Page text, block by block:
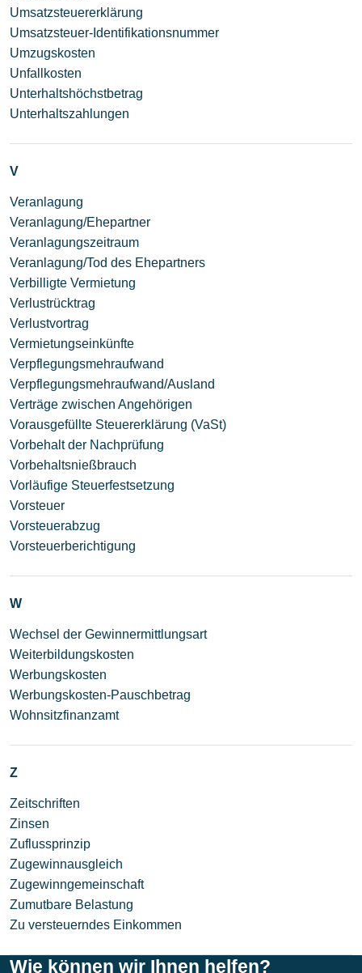
Umsatzsteuererklärung
Umsatzsteuer-Identifikationsnummer
Umzugskosten
Unfallkosten
Unterhaltshöchstbetrag
Unterhaltszahlungen
V
Veranlagung
Veranlagung/Ehepartner
Veranlagungszeitraum
Veranlagung/Tod des Ehepartners
Verbilligte Vermietung
Verlustrücktrag
Verlustvortrag
Vermietungseinkünfte
Verpflegungsmehraufwand
Verpflegungsmehraufwand/Ausland
Verträge zwischen Angehörigen
Vorausgefüllte Steuererklärung (VaSt)
Vorbehalt der Nachprüfung
Vorbehaltsnießbrauch
Vorläufige Steuerfestsetzung
Vorsteuer
Vorsteuerabzug
Vorsteuerberichtigung
W
Wechsel der Gewinnermittlungsart
Weiterbildungskosten
Werbungskosten
Werbungskosten-Pauschbetrag
Wohnsitzfinanzamt
Z
Zeitschriften
Zinsen
Zuflussprinzip
Zugewinnausgleich
Zugewinngemeinschaft
Zumutbare Belastung
Zu versteuerndes Einkommen
Wie können wir Ihnen helfen?